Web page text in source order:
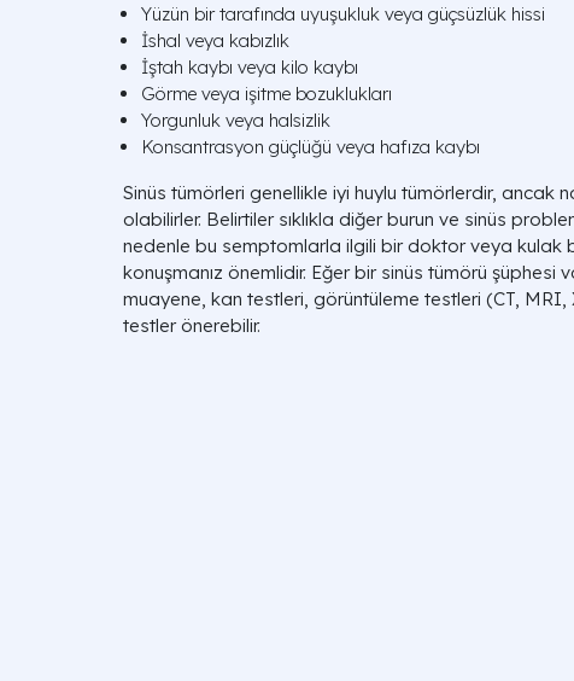
Yüzün bir tarafında uyuşukluk veya güçsüzlük hissi
İshal veya kabızlık
İştah kaybı veya kilo kaybı
Görme veya işitme bozuklukları
Yorgunluk veya halsizlik
Konsantrasyon güçlüğü veya hafıza kaybı
Sinüs tümörleri genellikle iyi huylu tümörlerdir, ancak
olabilirler. Belirtiler sıklıkla diğer burun ve sinüs
nedenle bu semptomlarla ilgili bir doktor veya kulak
konuşmanız önemlidir. Eğer bir sinüs tümörü
muayene, kan testleri, görüntüleme testleri (CT, MRI,
testler önerebilir.